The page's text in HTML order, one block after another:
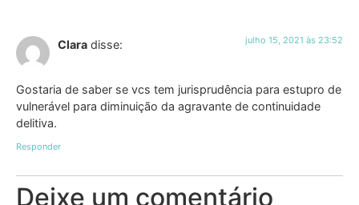
Clara disse: julho 15, 2021 às 23:52
Gostaria de saber se vcs tem jurisprudência para estupro de
vulnerável para diminuição da agravante de continuidade
delitiva.
Responder
Deixe um comentário